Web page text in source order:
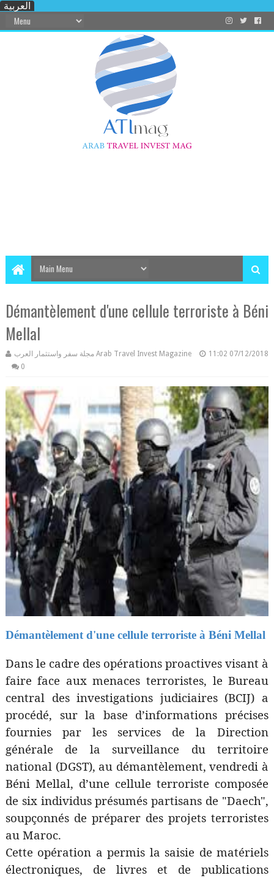
العربية
Démantèlement d'une cellule terroriste à Béni
Mellal
مجلة سفر واستثمار العرب Arab Travel Invest Magazine 11:02 07/12/2018
0
Démantèlement d'une cellule terroriste à Béni Mellal
Dans le cadre des opérations proactives visant à
faire face aux menaces terroristes, le Bureau
central des investigations judiciaires (BCIJ) a
procédé, sur la base d’informations précises
fournies par les services de la Direction
générale de la surveillance du territoire
national (DGST), au démantèlement, vendredi à
Béni Mellal, d’une cellule terroriste composée
de six individus présumés partisans de "Daech",
soupçonnés de préparer des projets terroristes
au Maroc.
Cette opération a permis la saisie de matériels
électroniques, de livres et de publications